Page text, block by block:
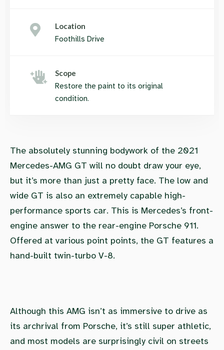
Location
Foothills Drive
Scope
Restore the paint to its original
condition.
The absolutely stunning bodywork of the 2021
Mercedes-AMG GT will no doubt draw your eye,
but it’s more than just a pretty face. The low and
wide GT is also an extremely capable high-
performance sports car. This is Mercedes’s front-
engine answer to the rear-engine Porsche 911.
Offered at various point points, the GT features a
hand-built twin-turbo V-8.
Although this AMG isn’t as immersive to drive as
its archrival from Porsche, it’s still super athletic,
and most models are surprisingly civil on streets